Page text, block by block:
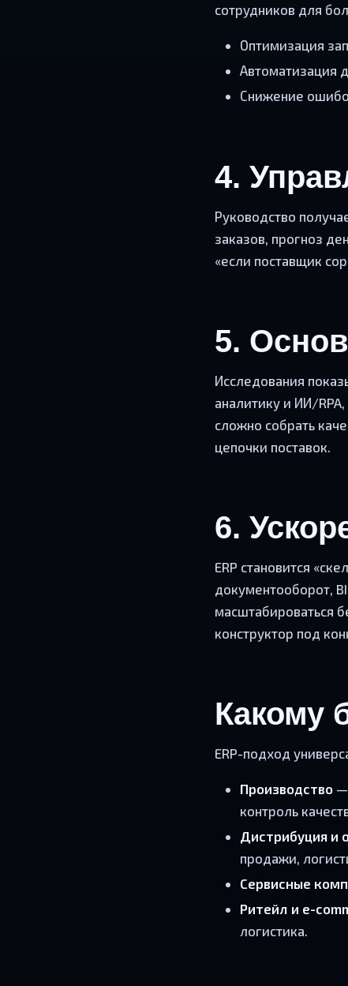
сотрудников для
Оптимизация
Автоматизация
Снижение
4.
Руководство
заказов, прогноз
«если поставщик
5.
Исследования
аналитику и ИИ/
сложно собрать
цепочки поставок.
6.
ERP становится
документооборот,
масштабироваться
конструктор под
Какому
ERP-подход
Производство —
контроль
Дистрибуция и
продажи,
Сервисные
Ритейл и e-
логистика.